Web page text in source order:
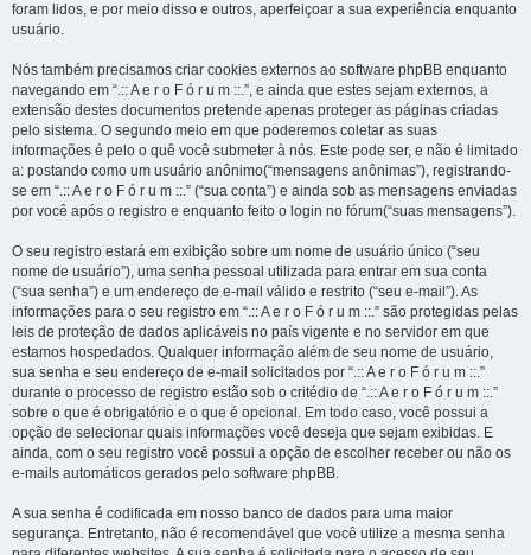
foram lidos, e por meio disso e outros, aperfeiçoar a sua experiência enquanto
usuário.
Nós também precisamos criar cookies externos ao software phpBB enquanto
navegando em “.:: A e r o F ó r u m ::.”, e ainda que estes sejam externos, a
extensão destes documentos pretende apenas proteger as páginas criadas
pelo sistema. O segundo meio em que poderemos coletar as suas
informações é pelo o quê você submeter à nós. Este pode ser, e não é limitado
a: postando como um usuário anônimo(“mensagens anônimas”), registrando-
se em “.:: A e r o F ó r u m ::.” (“sua conta”) e ainda sob as mensagens enviadas
por você após o registro e enquanto feito o login no fórum(“suas mensagens”).
O seu registro estará em exibição sobre um nome de usuário único (“seu
nome de usuário”), uma senha pessoal utilizada para entrar em sua conta
(“sua senha”) e um endereço de e-mail válido e restrito (“seu e-mail”). As
informações para o seu registro em “.:: A e r o F ó r u m ::.” são protegidas pelas
leis de proteção de dados aplicáveis no país vigente e no servidor em que
estamos hospedados. Qualquer informação além de seu nome de usuário,
sua senha e seu endereço de e-mail solicitados por “.:: A e r o F ó r u m ::.”
durante o processo de registro estão sob o critédio de “.:: A e r o F ó r u m ::.”
sobre o que é obrigatório e o que é opcional. Em todo caso, você possui a
opção de selecionar quais informações você deseja que sejam exibidas. E
ainda, com o seu registro você possui a opção de escolher receber ou não os
e-mails automáticos gerados pelo software phpBB.
A sua senha é codificada em nosso banco de dados para uma maior
segurança. Entretanto, não é recomendável que você utilize a mesma senha